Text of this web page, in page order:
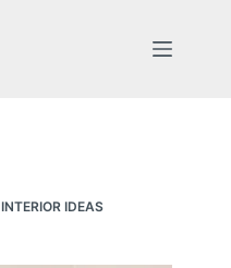
INTERIOR IDEAS